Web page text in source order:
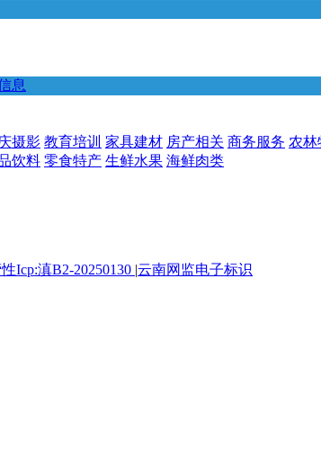
息
摄影 教育培训 家具建材 房产相关 商务服务 农林
饮料 零食特产 生鲜水果 海鲜肉类
Icp:滇B2-20250130 |云南网监电子标识